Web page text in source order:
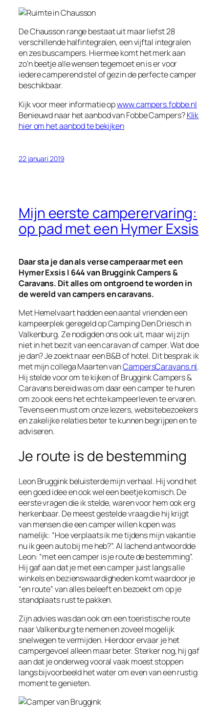
De Chausson range bestaat uit maar liefst 28
verschillende halfintegralen, een vijftal integralen
en zes buscampers. Hiermee komt het merk aan
zo’n beetje alle wensen tegemoet en is er voor
iedere camperend stel of gezin de perfecte camper
beschikbaar.
Kijk voor meer informatie opwww.campers.fobbe.nl
Benieuwd naar het aanbod van Fobbe Campers?Klik
hier om het aanbod te bekijken
22 januari 2019
Mijn eerste camperervaring:
op pad met een Hymer Exsis
Daar sta je dan als verse camperaar met een
Hymer Exsis I 644 van Bruggink Campers &
Caravans. Dit alles om ontgroend te worden in
de wereld van campers en caravans.
Met Hemelvaart hadden een aantal vrienden een
kampeerplek geregeld op Camping Den Driesch in
Valkenburg. Ze nodigden ons ook uit, maar wij zijn
niet in het bezit van een caravan of camper. Wat doe
je dan? Je zoekt naar een B&B of hotel. Dit besprak ik
met mijn collega Maarten vanCampersCaravans.nl.
Hij stelde voor om te kijken of Bruggink Campers &
Caravans bereid was om daar een camper te huren
om zo ook eens het echte kampeerleven te ervaren.
Tevens een must om onze lezers, websitebezoekers
en zakelijke relaties beter te kunnen begrijpen en te
adviseren.
Je route is de bestemming
Leon Bruggink beluisterde mijn verhaal. Hij vond het
een goed idee en ook wel een beetje komisch. De
eerste vragen die ik stelde, waren voor hem ook erg
herkenbaar. De meest gestelde vraag die hij krijgt
van mensen die een camper willen kopen was
namelijk: “Hoe verplaats ik me tijdens mijn vakantie
nu ik geen auto bij me heb?”. Al lachend antwoordde
Leon: “met een camper is je route de bestemming”.
Hij gaf aan dat je met een camper juist langs alle
winkels en bezienswaardigheden komt waardoor je
“en route” van alles beleeft en bezoekt om op je
standplaats rust te pakken.
Zijn advies was dan ook om een toeristische route
naar Valkenburg te nemen en zoveel mogelijk
snelwegen te vermijden. Hierdoor ervaar je het
campergevoel alleen maar beter. Sterker nog, hij gaf
aan dat je onderweg vooral vaak moest stoppen
langs bijvoorbeeld het water om even van een rustig
moment te genieten.